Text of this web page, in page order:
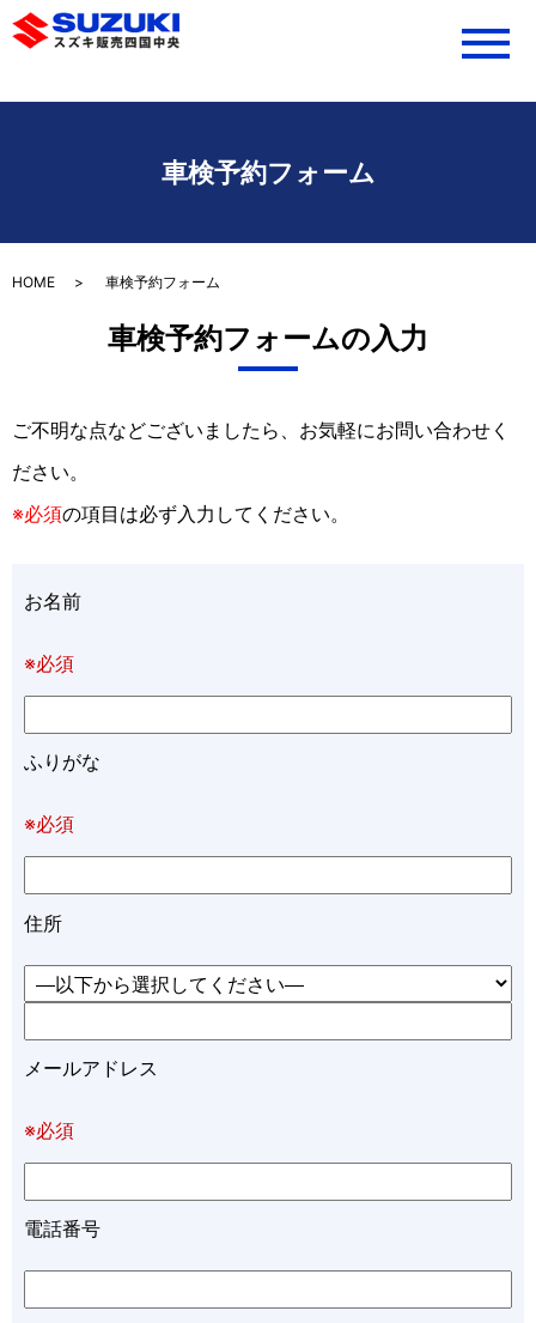
メ
車検予約フォーム
HOME 車検予約フォーム
車検予約フォームの入力
ご不明な点などございましたら、お気軽にお問い合わせく
ださい。
※必須の項目は必ず入力してください。
お名前
※必須
ふりがな
※必須
住所
メールアドレス
※必須
電話番号